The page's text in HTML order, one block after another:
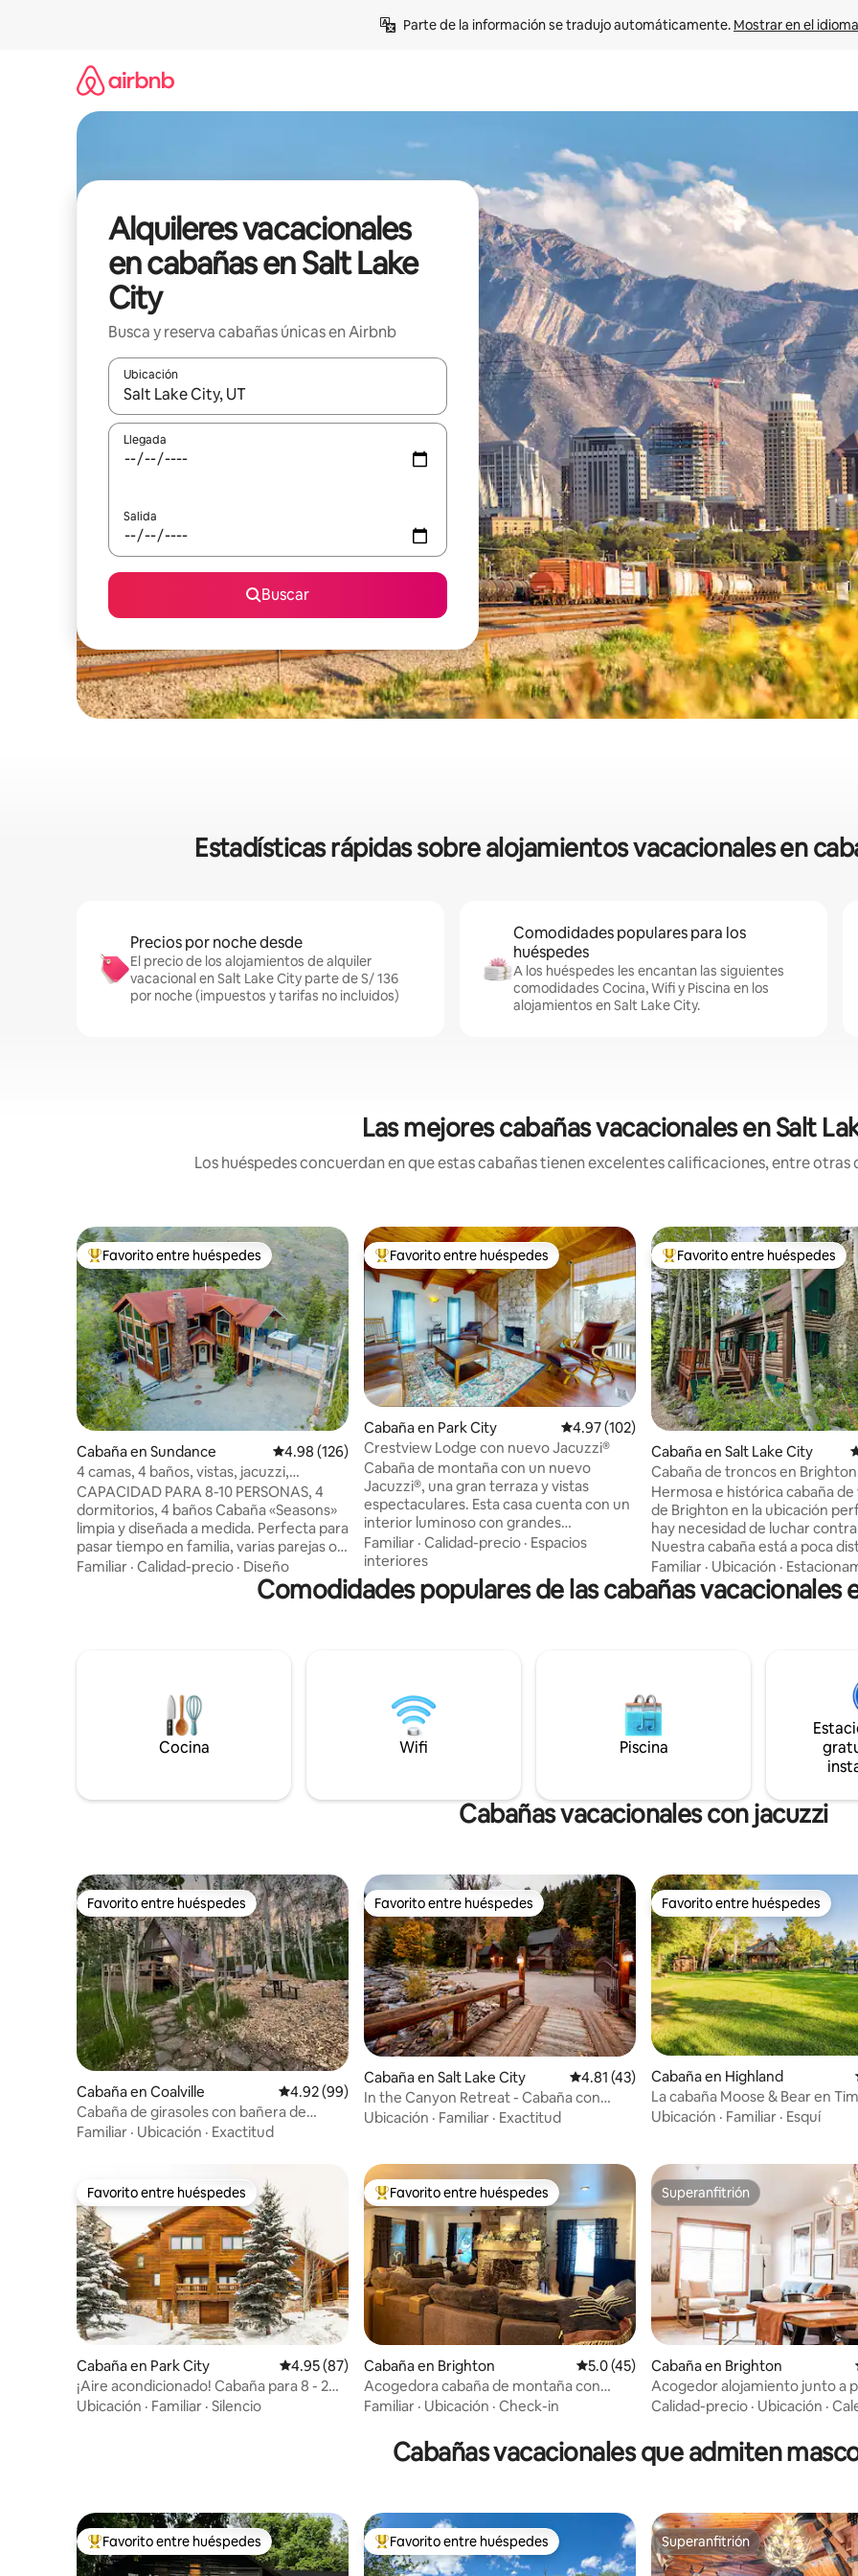
Parte de la información se tradujo automáticamente. Mostrar en el
Alquileres vacacionales
en cabañas en Salt Lake
City
Busca y reserva cabañas únicas en Airbnb
Ubicación
Cuando los resultados estén disponibles, navega con las teclas de flecha hacia arriba y hacia abajo o explora con el
Llegada
Salida
Buscar
Estadísticas rápidas sobre alojamientos vacacionales en
Precios por noche desde
El precio de los alojamientos de alquiler
vacacional en Salt Lake City parte de S/ 136
por noche (impuestos y tarifas no incluidos)
Comodidades populares para los
huéspedes
A los huéspedes les encantan las siguientes
comodidades Cocina, Wifi y Piscina en los
alojamientos en Salt Lake City.
Las mejores cabañas vacacionales en Salt
Los huéspedes concuerdan en que estas cabañas tienen excelentes calificaciones, entre otras
Favorito entre huéspedes preferido
Favorito entre huéspedes
Cabaña en Sundance Calificación promedio: 4.98 de 5, 126 reseñas
4.98 (126)
4 camas, 4 baños, vistas, jacuzzi,
chimenea, capacidad para 8-10 personas
CAPACIDAD PARA 8-10 PERSONAS, 4
dormitorios, 4 baños Cabaña «Seasons»
limpia y diseñada a medida. Perfecta para
pasar tiempo en familia, varias parejas o
un retiro de empresa. Varias salas de
estar interiores y 2 terrazas exteriores
con vistas increíbles a la montaña Cirque
Televisores/DirectTV en la mayoría de las
habitaciones. Wifi. Jacuzzi en la cubierta
superior. Cabaña de propiedad privada
que no forma parte del centro
Familiar · Calidad-precio · Diseño
Favorito entre huéspedes preferido
Favorito entre huéspedes
Cabaña en Park City Calificación promedio: 4.97 de 5, 102 reseñas
4.97 (102)
Crestview Lodge con nuevo Jacuzzi®
Cabaña de montaña con un nuevo
Jacuzzi®, una gran terraza y vistas
espectaculares. Esta casa cuenta con un
interior luminoso con grandes
ventanales y detalles en madera natural,
habitaciones espaciosas y una cocina
revestida de ladrillo. Fácil acceso a
aventuras durante todo el año, como
gas, futbolín, patio con fogata, jacuzzi
para 6 personas, área para lanzar
herraduras, patio vallado apto para
mascotas ¡y mucho más!
Familiar · Calidad-precio · Espacios
interiores
Favorito entre huéspedes
Favorito entre huéspedes
Cabaña en Salt Lake City
Cabaña de troncos en
de los remontes!
Hermosa e histórica cabaña
de Brighton en la ubicación
hay necesidad de luchar
Nuestra cabaña está a poca
pie de Brighton Resort. Nos
esforzado por conservar su
rústica y, al mismo tiempo,
Disfruta de las temperaturas
del verano aquí a 8800 pies y de
nieve del mundo en invierno.
requieren neumáticos de
Consulta la información
sobre otros detalles
Familiar · Ubicación ·
Comodidades populares de las cabañas vacacionales
Cocina Wifi Piscina
Cabañas vacacionales con jacuzzi
Favorito entre huéspedes
Favorito entre huéspedes
Cabaña en Coalville Calificación promedio: 4.92 de 5, 99 reseñas
4.92 (99)
Cabaña de girasoles con bañera de
hidromasaje sobre Park City
Familiar · Ubicación · Exactitud
Favorito entre huéspedes
Favorito entre huéspedes
Cabaña en Salt Lake City Calificación promedio: 4.81 de 5, 43 reseñas
4.81 (43)
In the Canyon Retreat - Cabaña con
jacuzzi
Ubicación · Familiar · Exactitud
Favorito entre huéspedes
Favorito entre huéspedes
Cabaña en Highland
La cabaña Moose & Bear en
Ubicación · Familiar · Esquí
Favorito entre huéspedes
Favorito entre huéspedes
Cabaña en Park City Calificación promedio: 4.95 de 5, 87 reseñas
4.95 (87)
¡Aire acondicionado! Cabaña para 8 - 2
dormitorios/2,5 baños 1500 pies
Ubicación · Familiar · Silencio
Favorito entre huéspedes preferido
Favorito entre huéspedes
Cabaña en Brighton Calificación promedio: 5.0 de 5, 45 reseñas
5.0 (45)
Acogedora cabaña de montaña con
jacuzzi
Familiar · Ubicación · Check-in
Superanfitrión
Superanfitrión
Cabaña en Brighton
Acogedor alojamiento junto a
esquí en Solitude Resort
Calidad-precio · Ubicación ·
Cabañas vacacionales que admiten
Favorito entre huéspedes preferido
Favorito entre huéspedes Favorito entre huéspedes preferido
Favorito entre huéspedes Superanfitrión
Superanfitrión